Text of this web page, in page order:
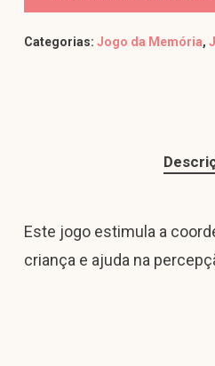
Categorias: Jogo da Memória,
Este jogo estimula a
criança e ajuda na